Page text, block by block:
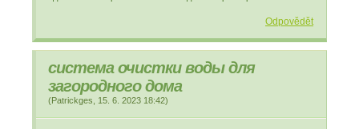
Odpovědět
система очистки воды для
загородного дома
(Patrickges 15. 6. 2023 18:42)